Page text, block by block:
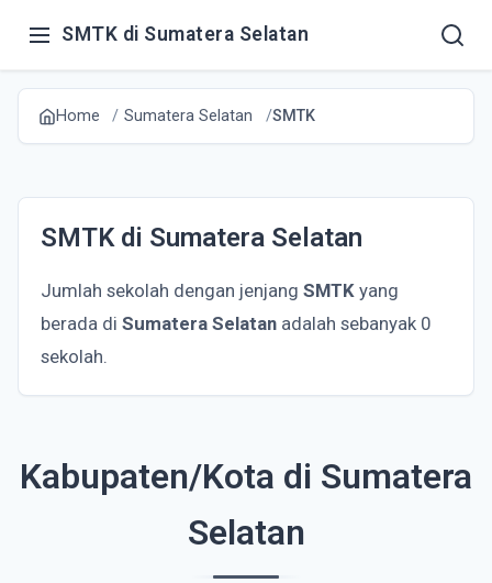
SMTK di Sumatera Selatan
Home Sumatera Selatan SMTK
SMTK di Sumatera Selatan
Jumlah sekolah dengan jenjang SMTK yang
berada di Sumatera Selatan adalah sebanyak 0
sekolah.
Kabupaten/Kota di Sumatera
Selatan